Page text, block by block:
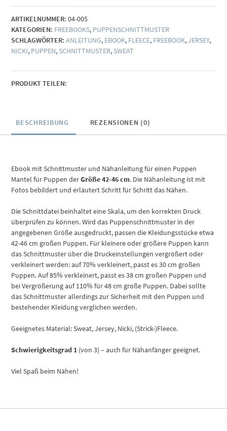
ARTIKELNUMMER: 04-005
KATEGORIEN: FREEBOOKS, PUPPENSCHNITTMUSTER
SCHLAGWÖRTER: ANLEITUNG, EBOOK, FLEECE, FREEBOOK,JERSEY,
NICKI, PUPPEN, SCHNITTMUSTER, SWEAT
PRODUKT TEILEN:
BESCHREIBUNG REZENSIONEN (0)
Ebook mit Schnittmuster und Nähanleitung für einen Puppen
Mantel für Puppen derGröße 42-46 cm. Die Nähanleitung ist mit
Fotos bebildert und erläutert Schritt für Schritt das Nähen.
Die Schnittdatei beinhaltet eine Skala, um den korrekten Druck
überprüfen zu können. Wird das Puppenschnittmuster in der
angegebenen Größe ausgedruckt, passen die Kleidungsstücke etwa
42-46 cm großen Puppen. Für kleinere oder größere Puppen kann
das Schnittmuster über die Druckeinstellungen vergrößert oder
verkleinert werden: auf 70% verkleinert, passt es 30 cm großen
Puppen. Auf 85% verkleinert, passt es 38 cm großen Puppen und
bei Vergrößerung auf 110% für 48 cm große Puppen. Dabei sollte
das Schnittmuster allerdings zur Sicherheit mit den Puppen und
bestehender Kleidung verglichen werden.
Geeignetes Material: Sweat, Jersey, Nicki, (Strick-)Fleece.
Schwierigkeitsgrad 1 (von 3) – auch für Nähanfänger geeignet.
Viel Spaß beim Nähen!